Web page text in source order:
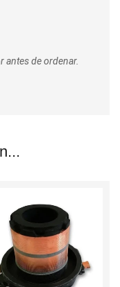
antes de ordenar.